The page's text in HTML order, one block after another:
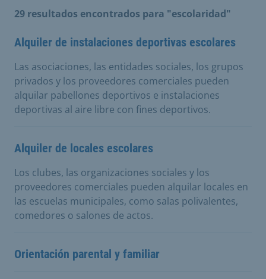
29 resultados encontrados para "escolaridad"
Alquiler de instalaciones deportivas escolares
Las asociaciones, las entidades sociales, los grupos
privados y los proveedores comerciales pueden
alquilar pabellones deportivos e instalaciones
deportivas al aire libre con fines deportivos.
Alquiler de locales escolares
Los clubes, las organizaciones sociales y los
proveedores comerciales pueden alquilar locales en
las escuelas municipales, como salas polivalentes,
comedores o salones de actos.
Orientación parental y familiar